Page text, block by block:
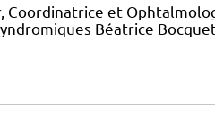
Coordinatrice et
Béatrice